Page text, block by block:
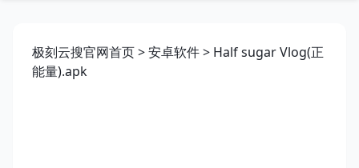
极刻云搜官网首页>安卓软件> Half sugar Vlog(正
能量).apk